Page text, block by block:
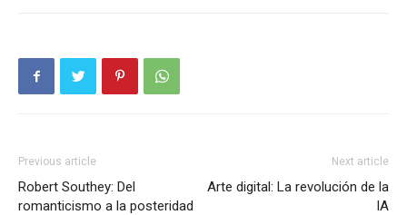
Previous article
Robert Southey: Del
romanticismo a la posteridad
Next article
Arte digital: La revolución de la
IA